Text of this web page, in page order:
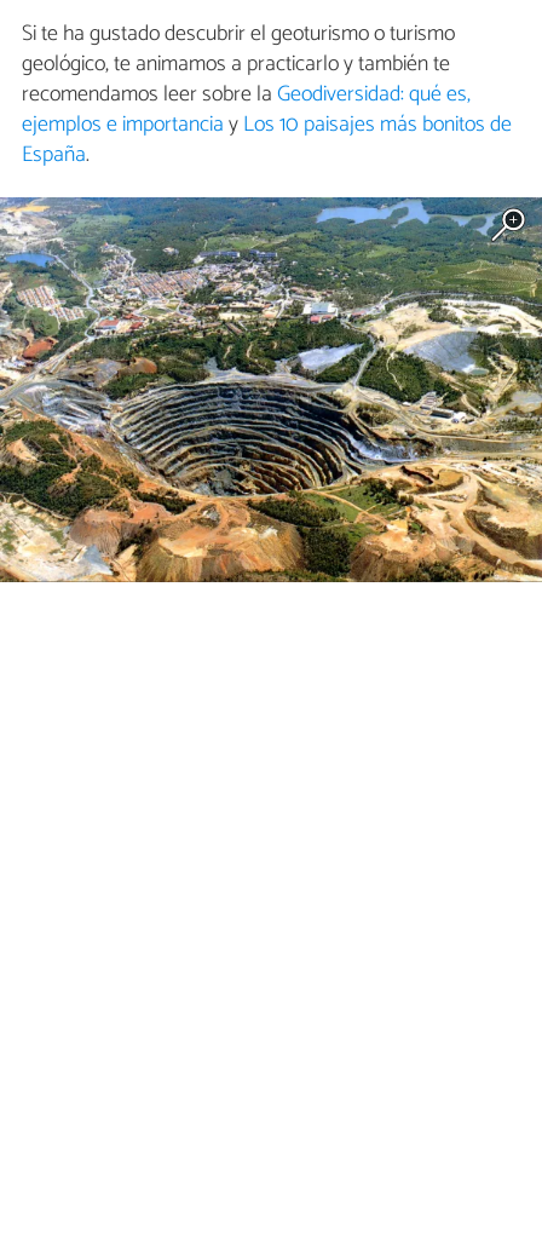
Si te ha gustado descubrir el geoturismo o turismo
geológico, te animamos a practicarlo y también te
recomendamos leer sobre laGeodiversidad: qué es,
ejemplos e importanciayLos 10 paisajes más bonitos de
España.